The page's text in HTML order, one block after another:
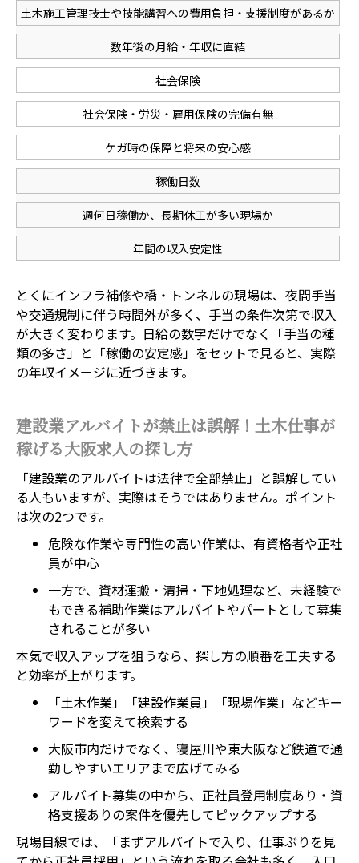
土木施工管理技士や技能講習への費用負担・支援制度があるか
数年後の月給・年収に直結
社会保険
社会保険・労災・雇用保険の完備有無
ケガ時の保障と将来の安心感
稼働日数
週何日稼働か、長期休工が多い現場か
年間の収入安定性
とくにインフラ補修や橋・トンネルの現場は、夜間手当
や交通規制に伴う時間外が多く、手当の条件次第で収入
が大きく変わります。日給の数字だけでなく「手当の種
類の多さ」と「稼働の安定感」をセットで見ると、実際
の年収イメージに近づきます。
建設業アルバイトが禁止は誤解！土木仕事が
稼げる大阪求人の探し方
「建設業のアルバイトは法律で全部禁止」と誤解してい
る人もいますが、実際はそうではありません。ポイント
は次の2つです。
危険な作業や専門性の高い作業は、有資格者や正社
員が中心
一方で、資材運搬・清掃・下地処理など、未経験で
もできる補助作業はアルバイトやパートとして募集
されることが多い
本気で収入アップを狙うなら、探し方の順番を工夫する
と効率が上がります。
「土木作業」「建設作業員」「現場作業」などキー
ワードを変えて検索する
大阪市内だけでなく、寝屋川や東大阪など鉄道で通
勤しやすいエリアまで広げてみる
アルバイト募集の中から、正社員登用制度あり・資
格支援ありの案件を優先してピックアップする
現場目線では、「まずアルバイトで入り、仕事ぶりを見